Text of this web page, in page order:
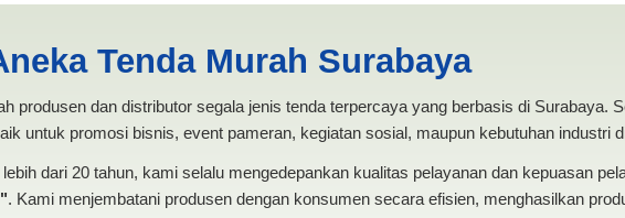
Tenda Murah Surabaya
produsen dan distributor segala jenis tenda terpercaya yang berbasis di Surabaya.
untuk promosi bisnis, event pameran, kegiatan sosial, maupun kebutuhan industri
dari 20 tahun, kami selalu mengedepankan kualitas pelayanan dan kepuasan
. Kami menjembatani produsen dengan konsumen secara efisien, menghasilkan